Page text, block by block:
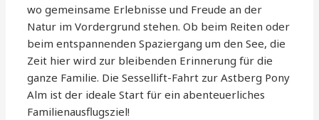
wo gemeinsame Erlebnisse und Freude an der
Natur im Vordergrund stehen. Ob beim Reiten oder
beim entspannenden Spaziergang um den See, die
Zeit hier wird zur bleibenden Erinnerung für die
ganze Familie. Die Sessellift-Fahrt zur Astberg Pony
Alm ist der ideale Start für ein abenteuerliches
Familienausflugsziel!